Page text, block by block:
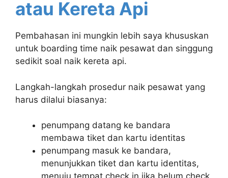
atau Kereta Api
Pembahasan ini mungkin lebih saya khususkan
untuk boarding time naik pesawat dan singgung
sedikit soal naik kereta api.
Langkah-langkah prosedur naik pesawat yang
harus dilalui biasanya:
penumpang datang ke bandara
membawa tiket dan kartu identitas
penumpang masuk ke bandara,
menunjukkan tiket dan kartu identitas,
menuju tempat check in jika belum check